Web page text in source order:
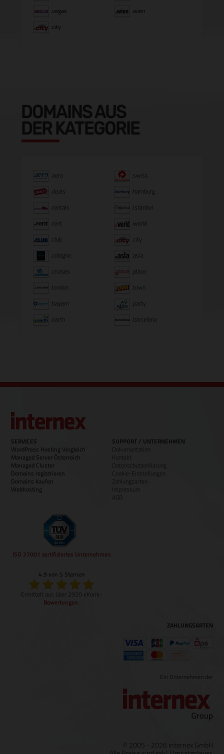
.vegas
.wien
.city
DOMAINS AUS
DER KATEGORIE
.aero
.swiss
.deals
.hamburg
.rentals
.istanbul
.rent
.world
.club
.city
.cologne
.asia
.cruises
.place
.london
.town
.bayern
.party
.earth
.barcelona
SERVICES
WordPress Hosting Vergleich
Managed Server Österreich
Managed Cluster
Domains registrieren
Domains kaufen
Webhosting
SUPPORT / UNTERNEHMEN
Dokumentation
Kontakt
Datenschutzerklärung
Cookie-Einstellungen
Zahlungsarten
Impressum
AGB
ISO 27001 zertifiziertes Unternehmen
4.9 von 5 Sternen
Ermittelt aus über 2920 eKomi-
Bewertungen
ZAHLUNGSARTEN
Ein Unternehmen der
© 2005 - 2026 internex GmbH